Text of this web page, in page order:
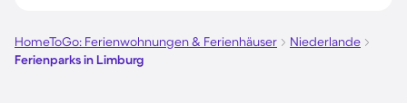
Ferienparks in Österreich
HomeToGo: Ferienwohnungen & Ferienhäuser
Niederlande
Ferienparks in Limburg